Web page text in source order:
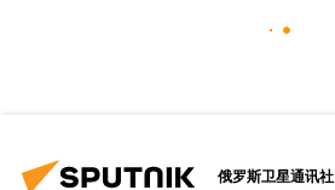
俄罗斯卫星通讯社